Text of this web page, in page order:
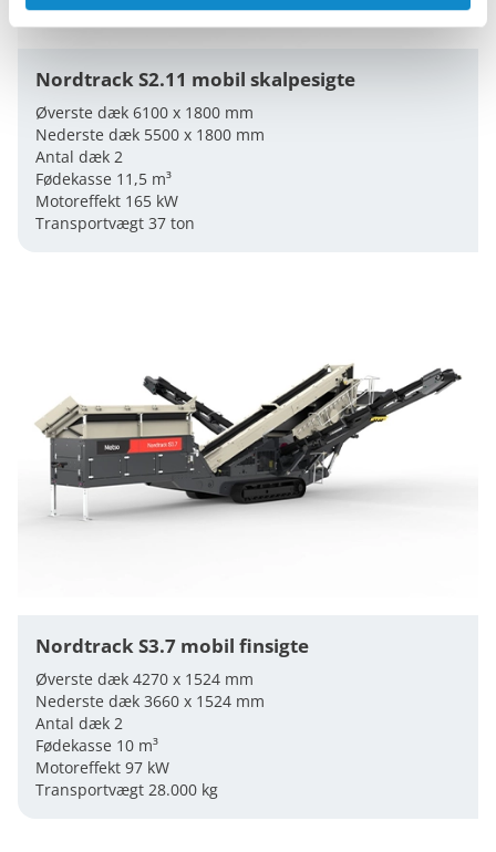
Nordtrack S2.11 mobil skalpesigte
Øverste dæk 6100 x 1800 mm
Nederste dæk 5500 x 1800 mm
Antal dæk 2
Fødekasse 11,5 m³
Motoreffekt 165 kW
Transportvægt 37 ton
Nordtrack S3.7 mobil finsigte
Øverste dæk 4270 x 1524 mm
Nederste dæk 3660 x 1524 mm
Antal dæk 2
Fødekasse 10 m³
Motoreffekt 97 kW
Transportvægt 28.000 kg